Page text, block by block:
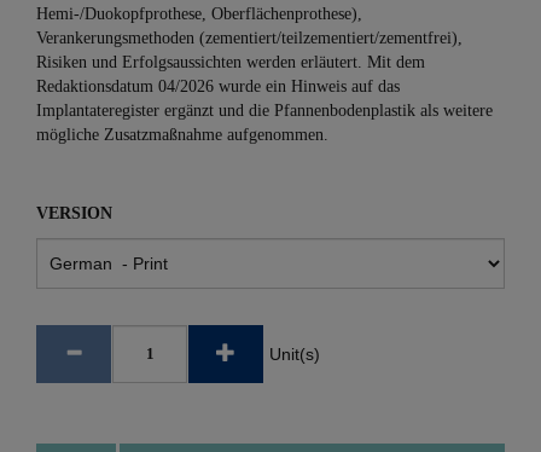
Hemi-/Duokopfprothese, Oberflächenprothese),
Verankerungsmethoden (zementiert/teilzementiert/zementfrei),
Risiken und Erfolgsaussichten werden erläutert. Mit dem
Redaktionsdatum 04/2026 wurde ein Hinweis auf das
Implantateregister ergänzt und die Pfannenbodenplastik als weitere
mögliche Zusatzmaßnahme aufgenommen.
VERSION
Unit(s)